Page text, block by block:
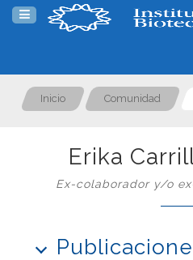
Inicio Comunidad
Erika
Ex-colaborador y/o